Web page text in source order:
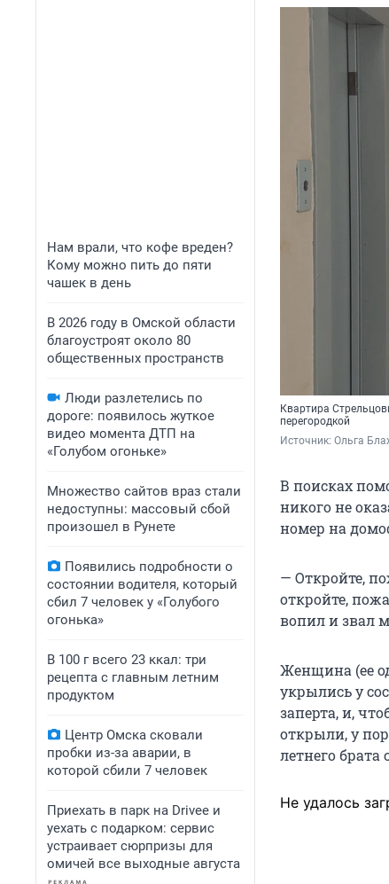
Нам врали, что кофе вреден?
Кому можно пить до пяти
чашек в день
В 2026 году в Омской области
благоустроят около 80
общественных пространств
Люди разлетелись по
дороге: появилось жуткое
видео момента ДТП на
«Голубом огоньке»
Множество сайтов враз стали
недоступны: массовый сбой
произошел в Рунете
Появились подробности о
состоянии водителя, который
сбил 7 человек у «Голубого
огонька»
В 100 г всего 23 ккал: три
рецепта с главным летним
продуктом
Центр Омска сковали
пробки из-за аварии, в
которой сбили 7 человек
Приехать в парк на Drivee и
уехать с подарком: сервис
устраивает сюрпризы для
омичей все выходные августа
Квартира
перегородкой
Источник: Ольга
В поисках
никого не
номер на
— Откройте,
откройте,
вопил и звал
Женщина (ее
укрылись у
заперта, и,
открыли, у
летнего
Не удалось